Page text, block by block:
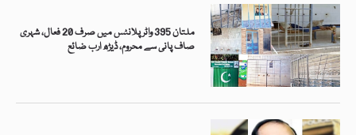
ملتان 395 واٹر پلانٹس میں صرف 20 فعال، شہری
صاف پانی سے محروم، ڈیڑھ ارب ضائع